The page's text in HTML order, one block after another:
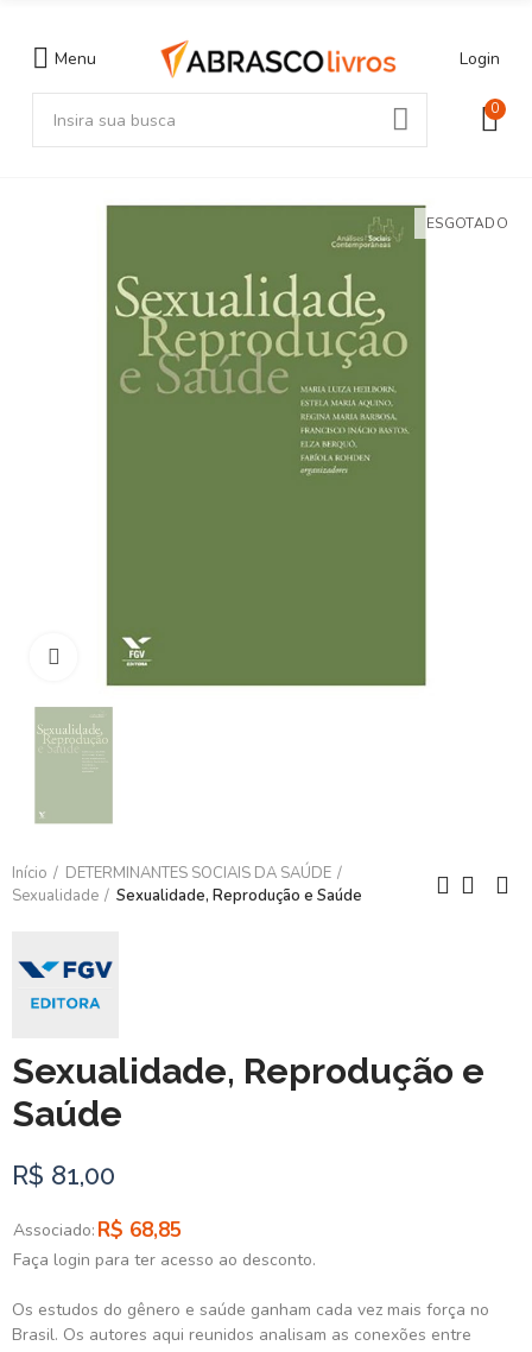
Menu Login
0
ESGOTADO
Clique para ampliar
Início
DETERMINANTES SOCIAIS DA SAÚDE
Sexualidade
Sexualidade, Reprodução e Saúde
Sexualidade, Reprodução e
Saúde
R$ 81,00
Associado: R$ 68,85
Faça login para ter acesso ao desconto.
Os estudos do gênero e saúde ganham cada vez mais força no
Brasil. Os autores aqui reunidos analisam as conexões entre